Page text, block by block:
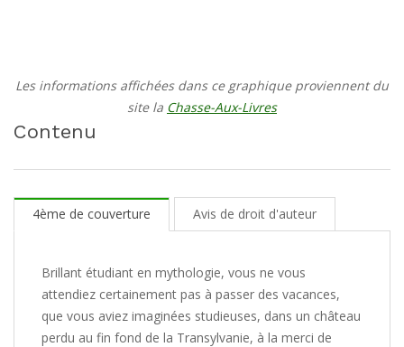
Les informations affichées dans ce graphique proviennent du
site la Chasse-Aux-Livres
Contenu
4ème de couverture Avis de droit d'auteur
Brillant étudiant en mythologie, vous ne vous
attendiez certainement pas à passer des vacances,
que vous aviez imaginées studieuses, dans un château
perdu au fin fond de la Transylvanie, à la merci de